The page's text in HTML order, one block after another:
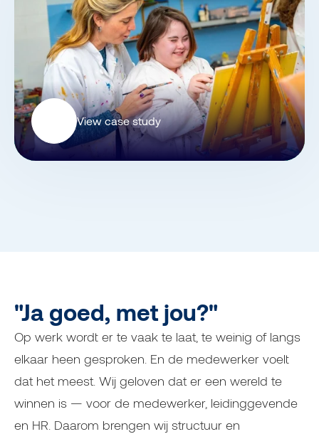
View case study
"Ja goed, met jou?"
Op werk wordt er te vaak te laat, te weinig of langs
elkaar heen gesproken. En de medewerker voelt
dat het meest. Wij geloven dat er een wereld te
winnen is — voor de medewerker, leidinggevende
en HR. Daarom brengen wij structuur en